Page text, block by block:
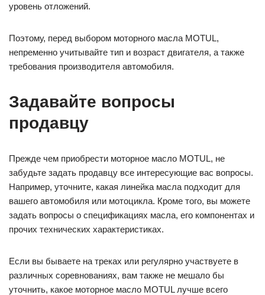
уровень отложений.
Поэтому, перед выбором моторного масла MOTUL,
непременно учитывайте тип и возраст двигателя, а также
требования производителя автомобиля.
Задавайте вопросы
продавцу
Прежде чем приобрести моторное масло MOTUL, не
забудьте задать продавцу все интересующие вас вопросы.
Например, уточните, какая линейка масла подходит для
вашего автомобиля или мотоцикла. Кроме того, вы можете
задать вопросы о спецификациях масла, его компонентах и
прочих технических характеристиках.
Если вы бываете на треках или регулярно участвуете в
различных соревнованиях, вам также не мешало бы
уточнить, какое моторное масло MOTUL лучше всего